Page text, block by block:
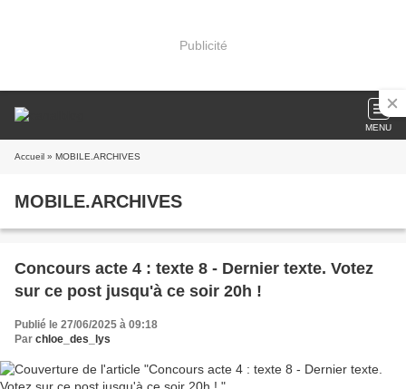
Publicité
MENU
Accueil » MOBILE.ARCHIVES
MOBILE.ARCHIVES
Concours acte 4 : texte 8 - Dernier texte. Votez
sur ce post jusqu'à ce soir 20h !
Publié le 27/06/2025 à 09:18
Par chloe_des_lys